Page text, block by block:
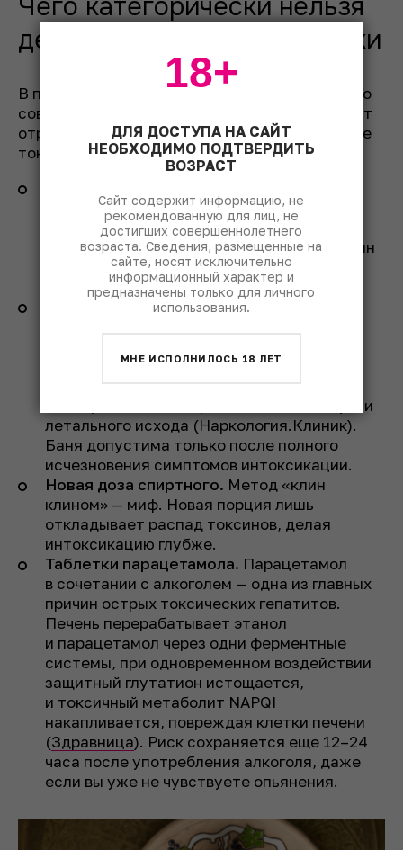
делать: критические ошибки
В попытках скорее прийти в норму люди часто
совершают ошибки, которые лишь усугубляют
отравление. Чтобы грамотно убирать опасные
токсины, забудьте про следующие методы:
маскирует усталость, создавая ложное
ощущение трезвости, но не выводит
алкоголь. В сочетании со спиртным кофеин
увеличивает нагрузку на сердце и риск
аритмии (Роспотребнадзор).
Баня и горячая ванна.Сердечно-
алкогольной интоксикации может
спровоцировать аритмию
и гипертонический криз — известны случаи
летального исхода (Наркология.Клиник).
Баня допустима только после полного
исчезновения симптомов интоксикации.
Новая доза спиртного. Метод «клин
клином» — миф. Новая порция лишь
откладывает распад токсинов, делая
интоксикацию глубже.
Таблетки парацетамола. Парацетамол
в сочетании с алкоголем — одна из главных
причин острых токсических гепатитов.
Печень перерабатывает этанол
и парацетамол через одни ферментные
системы, при одновременном воздействии
защитный глутатион истощается,
и токсичный метаболит NAPQI
накапливается, повреждая клетки печени
(Здравница). Риск сохраняется еще 12–24
часа после употребления алкоголя, даже
если вы уже не чувствуете опьянения.
ДЛЯ ДОСТУПА НА САЙТ
НЕОБХОДИМО ПОДТВЕРДИТЬ
ВОЗРАСТ
Сайт содержит информацию, не
рекомендованную для лиц, не
достигших совершеннолетнего
возраста. Сведения, размещенные на
сайте, носят исключительно
информационный характер и
предназначены только для личного
использования.
МНЕ ИСПОЛНИЛОСЬ 18 ЛЕТ
18+